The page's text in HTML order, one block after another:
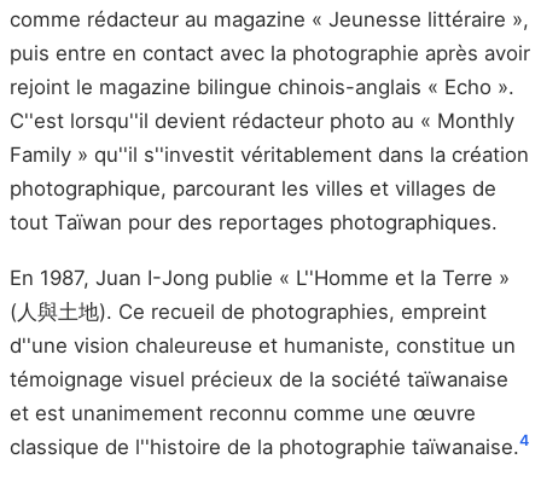
comme rédacteur au magazine « Jeunesse littéraire »,
puis entre en contact avec la photographie après avoir
rejoint le magazine bilingue chinois-anglais « Echo ».
C''est lorsqu''il devient rédacteur photo au « Monthly
Family » qu''il s''investit véritablement dans la création
photographique, parcourant les villes et villages de
tout Taïwan pour des reportages photographiques.
En 1987, Juan I-Jong publie « L''Homme et la Terre »
(人與土地). Ce recueil de photographies, empreint
d''une vision chaleureuse et humaniste, constitue un
témoignage visuel précieux de la société taïwanaise
et est unanimement reconnu comme une œuvre
classique de l''histoire de la photographie taïwanaise.4